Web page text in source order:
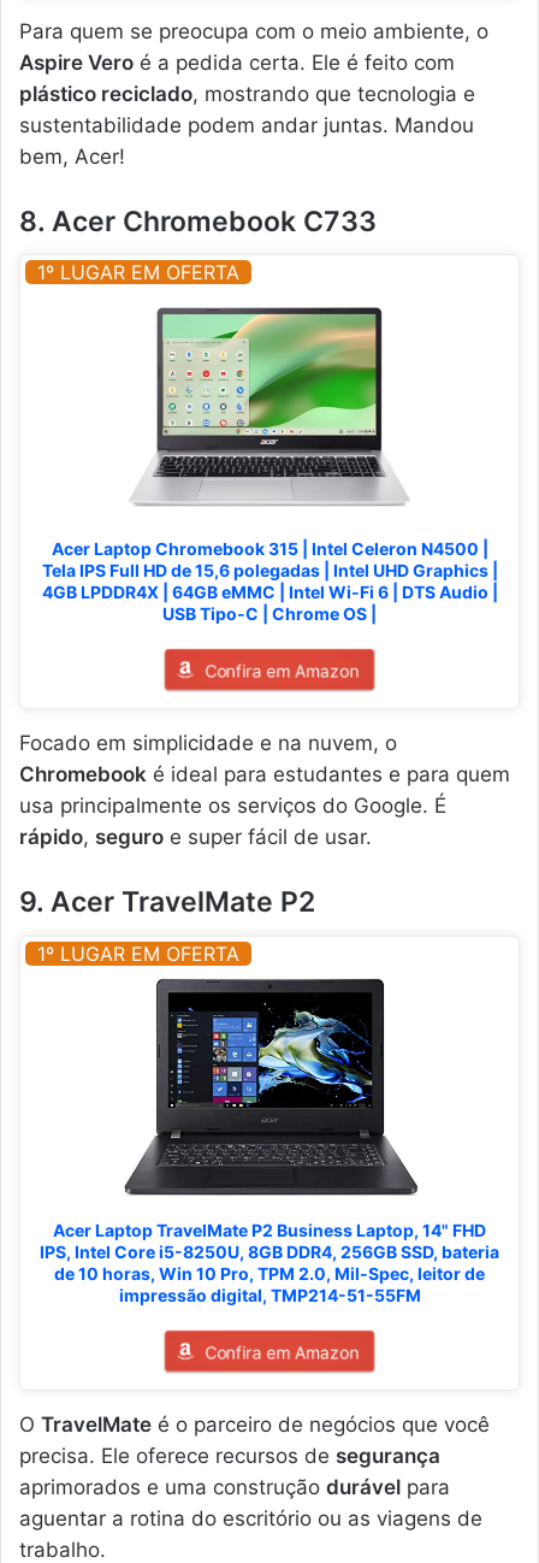
Para quem se preocupa com o meio ambiente, o
Aspire Vero é a pedida certa. Ele é feito com
plástico reciclado, mostrando que tecnologia e
sustentabilidade podem andar juntas. Mandou
bem, Acer!
8. Acer Chromebook C733
1º LUGAR EM OFERTA
Acer Laptop Chromebook 315 | Intel Celeron N4500 |
Tela IPS Full HD de 15,6 polegadas | Intel UHD Graphics |
4GB LPDDR4X | 64GB eMMC | Intel Wi-Fi 6 | DTS Audio |
USB Tipo-C | Chrome OS |
Confira em Amazon
Focado em simplicidade e na nuvem, o
Chromebook é ideal para estudantes e para quem
usa principalmente os serviços do Google. É
rápido, seguro e super fácil de usar.
9. Acer TravelMate P2
1º LUGAR EM OFERTA
Acer Laptop TravelMate P2 Business Laptop, 14" FHD
IPS, Intel Core i5-8250U, 8GB DDR4, 256GB SSD, bateria
de 10 horas, Win 10 Pro, TPM 2.0, Mil-Spec, leitor de
impressão digital, TMP214-51-55FM
Confira em Amazon
O TravelMate é o parceiro de negócios que você
precisa. Ele oferece recursos de segurança
aprimorados e uma construção durável para
aguentar a rotina do escritório ou as viagens de
trabalho.